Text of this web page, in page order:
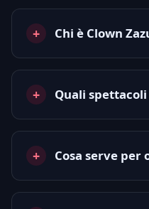
Chi è Clown
Quali
Cosa serve per